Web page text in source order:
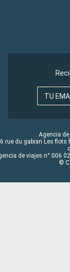
TU
Agencia
rue du gabian Les flots
de viajes n° 006
©